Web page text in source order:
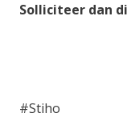
Solliciteer dan
#Stiho